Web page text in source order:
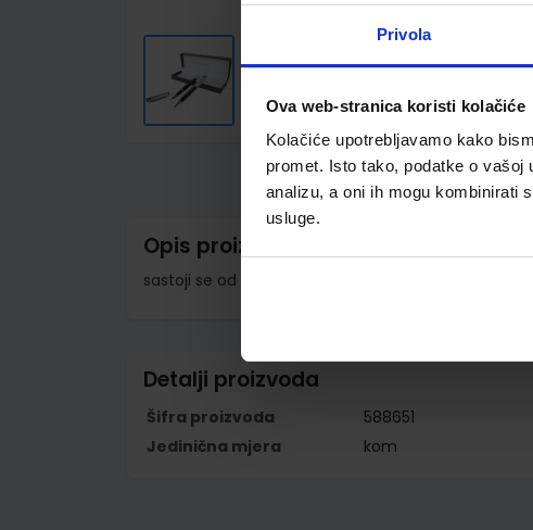
Privola
Ova web-stranica koristi kolačiće
Kolačiće upotrebljavamo kako
promet. Isto tako, podatke o vašoj
analizu, a oni ih mogu kombinirati
usluge.
gallery
Opis proizvoda
sastoji se od kemijske olovke i rolera u poklon kutiji
Detalji proizvoda
Šifra proizvoda
588651
Jedinična mjera
kom